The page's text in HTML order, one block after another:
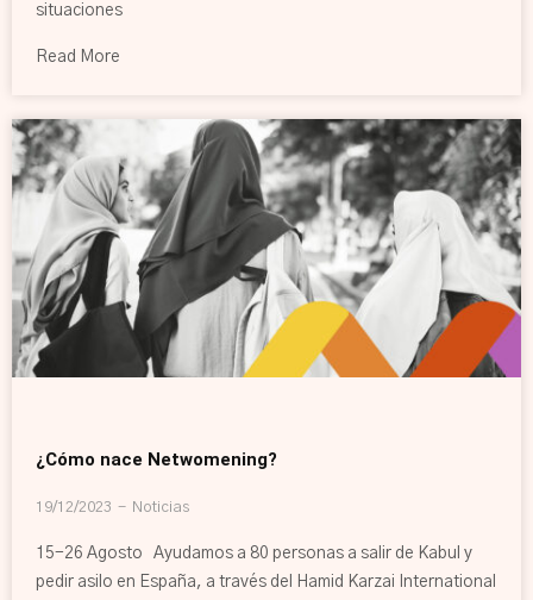
situaciones
Read More
¿Cómo nace Netwomening?
19/12/2023 Noticias
15-26 Agosto Ayudamos a 80 personas a salir de Kabul y
pedir asilo en España, a través del Hamid Karzai International